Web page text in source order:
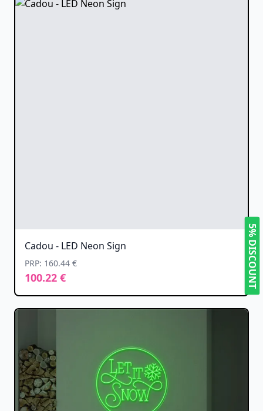
Cadou - LED Neon Sign
PRP: 160.44 €
100.22 € 5% DISCOUNT